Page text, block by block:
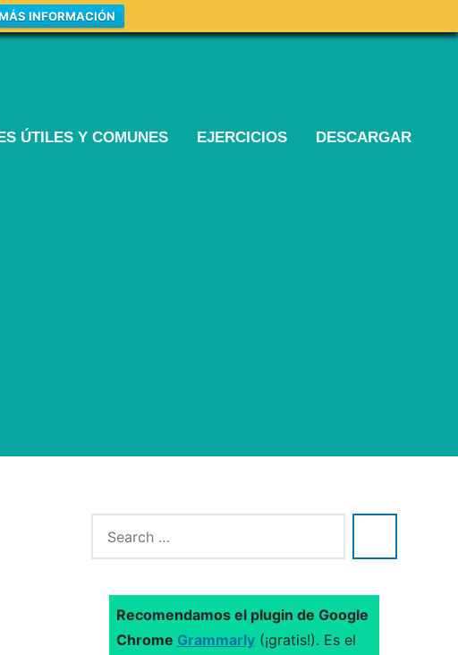
INFORMACIÓN
ÚTILES Y COMUNES EJERCICIOS DESCARGAR
Recomendamos el plugin de Google
Chrome Grammarly(¡gratis!). Es el